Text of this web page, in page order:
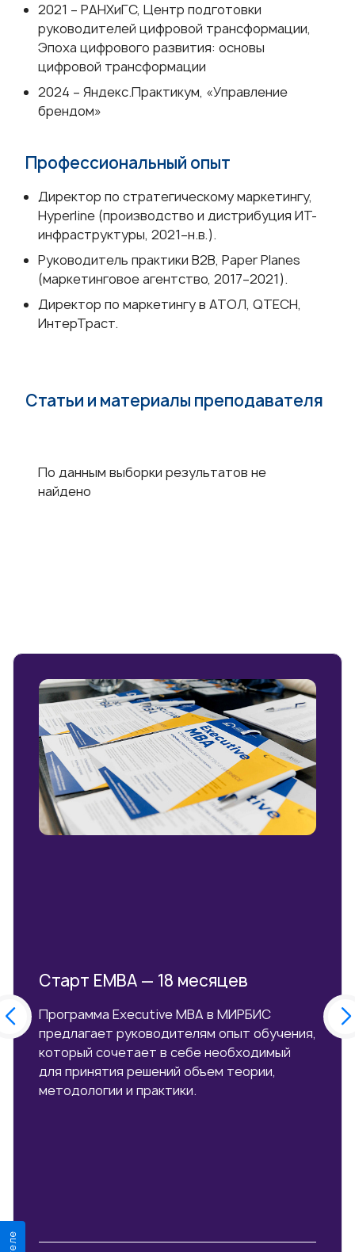
2021 – РАНХиГС, Центр подготовки
руководителей цифровой трансформации,
Эпоха цифрового развития: основы
цифровой трансформации
2024 – Яндекс.Практикум, «Управление
брендом»
Профессиональный опыт
Директор по стратегическому маркетингу,
Hyperline (производство и дистрибуция ИТ-
инфраструктуры, 2021–н.в.).
Руководитель практики B2B, Paper Planes
(маркетинговое агентство, 2017–2021).
Директор по маркетингу в АТОЛ, QTECH,
ИнтерТраст.
Статьи и материалы преподавателя
По данным выборки результатов не
найдено
Старт EMBA — 18 месяцев
Программа Executive MBA в МИРБИС
предлагает руководителям опыт обучения,
который сочетает в себе необходимый
для принятия решений объем теории,
методологии и практики.